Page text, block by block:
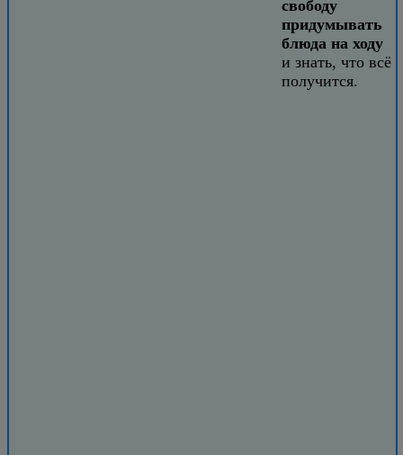
свободу
придумывать
блюда на ходу
и знать, что всё
получится.